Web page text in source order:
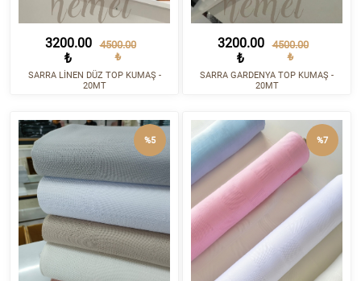
3200.00
₺
4500.00
₺
SARRA LİNEN DÜZ TOP KUMAŞ -
20MT
3200.00
₺
4500.00
₺
SARRA GARDENYA TOP KUMAŞ -
20MT
%5 %7